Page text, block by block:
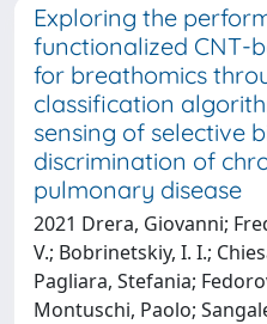
Exploring the
functionalized CNT-
for breathomics
classification
sensing of selective
discrimination of
pulmonary disease
2021 Drera, Giovanni;
V.; Bobrinetskiy, I. I.;
Pagliara, Stefania;
Montuschi, Paolo;